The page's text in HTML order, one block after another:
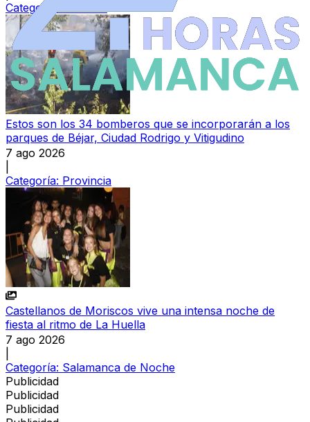
Categoría:Sucesos
Estos son los 34 bomberos que se incorporarán a los
parques de Béjar, Ciudad Rodrigo y Vitigudino
7 ago 2026
Categoría: Provincia
Castellanos de Moriscos vive una intensa noche de
fiesta al ritmo de La Huella
7 ago 2026
Categoría: Salamanca de Noche
Publicidad
Publicidad
Publicidad